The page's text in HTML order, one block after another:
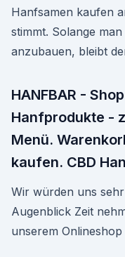
Hanfsamen kaufen
stimmt. Solange
anzubauen, bleibt
HANFBAR -
Hanfprodukte -
Menü.
kaufen. CBD
Wir würden uns
Augenblick Zeit
unserem